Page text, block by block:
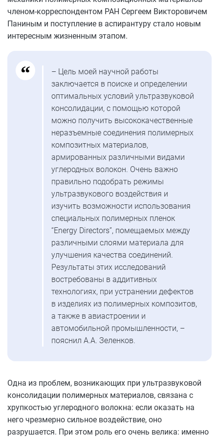
членом-корреспондентом РАН Сергеем Викторовичем
Паниным и поступление в аспирантуру стало новым
интересным жизненным этапом.
– Цель моей научной работы
заключается в поиске и определении
оптимальных условий ультразвуковой
консолидации, с помощью которой
можно получить высококачественные
неразъемные соединения полимерных
композитных материалов,
армированных различными видами
углеродных волокон. Очень важно
правильно подобрать режимы
ультразвукового воздействия и
изучить возможности использования
специальных полимерных пленок
“Energy Directors”, помещаемых между
различными слоями материала для
улучшения качества соединений.
Результаты этих исследований
востребованы в аддитивных
технологиях, при устранении дефектов
в изделиях из полимерных композитов,
а также в авиастроении и
автомобильной промышленности, –
пояснил А.А. Зеленков.
Одна из проблем, возникающих при ультразвуковой
консолидации полимерных материалов, связана с
хрупкостью углеродного волокна: если оказать на
него чрезмерно сильное воздействие, оно
разрушается. При этом роль его очень велика: именно